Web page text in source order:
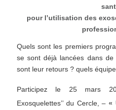
pour l’utilisation des
Quels sont les premiers
se sont déjà lancées dans
sont leur retours ? quels
Participez le 25 mars
Exosquelettes’’ du Cercle, –«